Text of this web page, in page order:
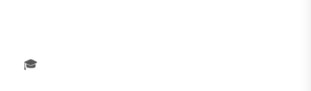
🎓